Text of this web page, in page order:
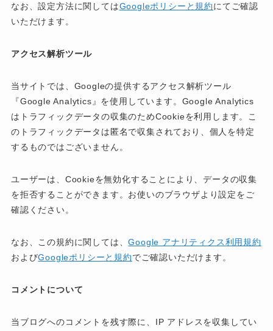
なお、設定方法に関してはGoogleポリシーと規約にてご確認
いただけます。
アクセス解析ツール
当サイトでは、Googleの提供するアクセス解析ツール
『Google Analytics』を使用しています。Google Analytics
はトラフィックデータの収集のためCookieを利用します。こ
のトラフィックデータは匿名で収集されており、個人を特定
するものではございません。
ユーザーは、Cookieを無効化することにより、データの収集
を拒否することができます。お使いのブラウザより設定をご
確認ください。
なお、この規約に関しては、Google アナリティクス利用規約
およびGoogleポリシーと規約でご確認いただけます。
コメントについて
当ブログへのコメントを残す際に、IP アドレスを収集してい